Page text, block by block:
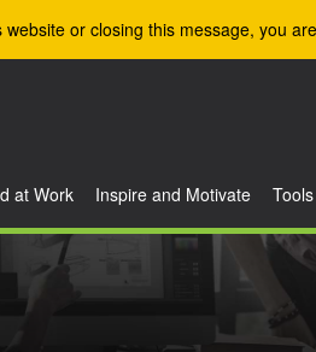
or closing this message, you
at Work Inspire and Motivate